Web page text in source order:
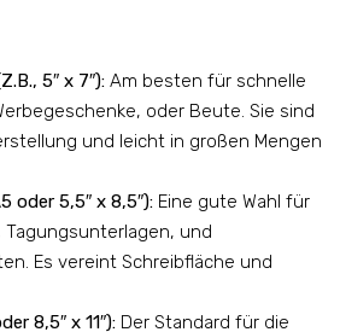
5″ x 7″): Am besten für schnelle
oder Beute. Sie sind
und leicht in großen Mengen
oder 5,5″ x 8,5″): Eine gute Wahl für
Tagungsunterlagen, und
Es vereint Schreibfläche und
8,5″ x 11″): Der Standard für die